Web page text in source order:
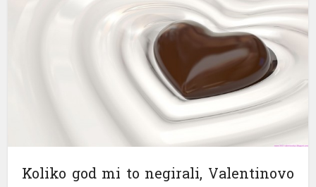
Koliko god mi to negirali, Valentinovo